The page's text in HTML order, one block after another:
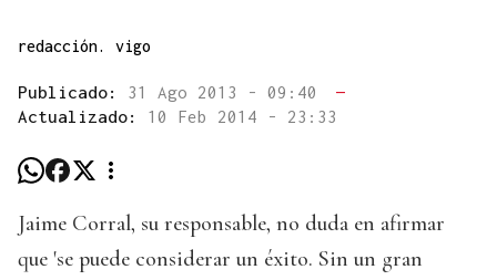
redacción. vigo
Publicado: 31 Ago 2013 - 09:40
—
Actualizado: 10 Feb 2014 - 23:33
Jaime Corral, su responsable, no duda en afirmar
que 'se puede considerar un éxito. Sin un gran